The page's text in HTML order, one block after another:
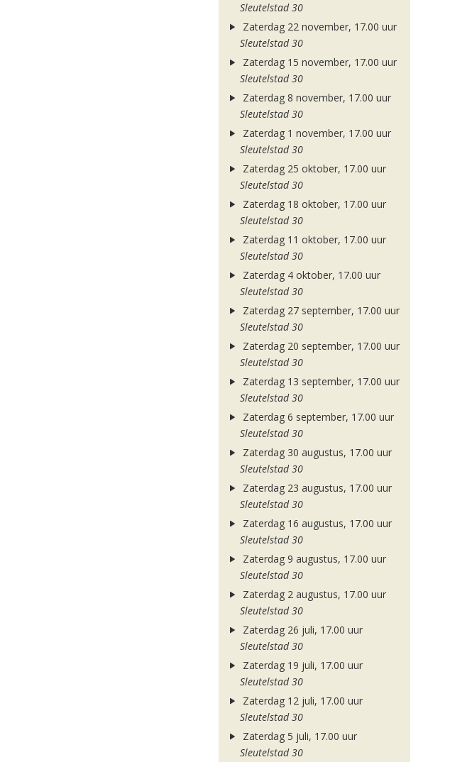
Sleutelstad 30
Zaterdag 22 november, 17.00 uur
Sleutelstad 30
Zaterdag 15 november, 17.00 uur
Sleutelstad 30
Zaterdag 8 november, 17.00 uur
Sleutelstad 30
Zaterdag 1 november, 17.00 uur
Sleutelstad 30
Zaterdag 25 oktober, 17.00 uur
Sleutelstad 30
Zaterdag 18 oktober, 17.00 uur
Sleutelstad 30
Zaterdag 11 oktober, 17.00 uur
Sleutelstad 30
Zaterdag 4 oktober, 17.00 uur
Sleutelstad 30
Zaterdag 27 september, 17.00 uur
Sleutelstad 30
Zaterdag 20 september, 17.00 uur
Sleutelstad 30
Zaterdag 13 september, 17.00 uur
Sleutelstad 30
Zaterdag 6 september, 17.00 uur
Sleutelstad 30
Zaterdag 30 augustus, 17.00 uur
Sleutelstad 30
Zaterdag 23 augustus, 17.00 uur
Sleutelstad 30
Zaterdag 16 augustus, 17.00 uur
Sleutelstad 30
Zaterdag 9 augustus, 17.00 uur
Sleutelstad 30
Zaterdag 2 augustus, 17.00 uur
Sleutelstad 30
Zaterdag 26 juli, 17.00 uur
Sleutelstad 30
Zaterdag 19 juli, 17.00 uur
Sleutelstad 30
Zaterdag 12 juli, 17.00 uur
Sleutelstad 30
Zaterdag 5 juli, 17.00 uur
Sleutelstad 30